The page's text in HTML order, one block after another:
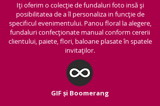
Iți oferim o colecție de fundaluri foto insă și
posibilitatea de a îl personaliza in funcție de
specificul evenimentului. Panou floral la alegere,
fundaluri confecționate manual conform cererii
clientului, paiete, flori, baloane plasate în spatele
invitaților.
GIF și Boomerang